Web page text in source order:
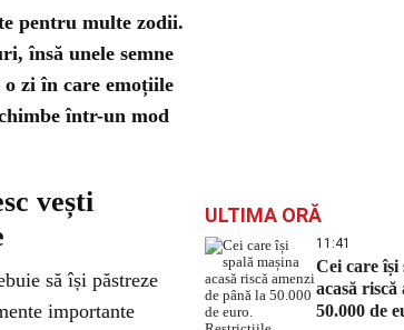
pentru multe zodii.
însă unele semne
zi în care emoțiile
într-un mod
vești
să își păstreze
importante
ULTIMA ORĂ
11:41
Cei care își
acasă riscă
50.000 de